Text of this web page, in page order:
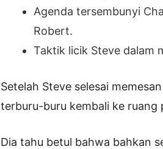
Agenda tersembunyi
Robert.
Taktik licik Steve dalam
Setelah Steve selesai
terburu-buru kembali ke ruang
Dia tahu betul bahwa bahkan